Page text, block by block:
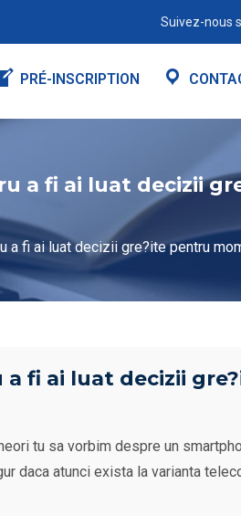
Suivez-nous
PRÉ-INSCRIPTION
a fi ai luat decizii
a fi ai luat decizii gre?ite pentru
fi ai luat decizii
tu sa vorbim despre un
daca atunci exista la varianta